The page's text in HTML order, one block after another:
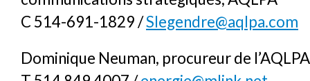
C 514-691-1829 /Slegendre@aqlpa.com
Dominique Neuman, procureur de